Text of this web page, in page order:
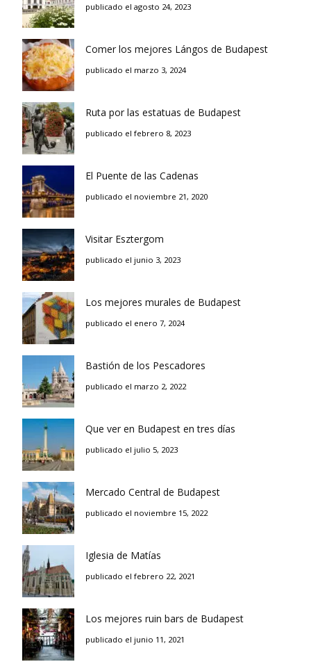
publicado el agosto 24, 2023
Comer los mejores Lángos de Budapest
publicado el marzo 3, 2024
Ruta por las estatuas de Budapest
publicado el febrero 8, 2023
El Puente de las Cadenas
publicado el noviembre 21, 2020
Visitar Esztergom
publicado el junio 3, 2023
Los mejores murales de Budapest
publicado el enero 7, 2024
Bastión de los Pescadores
publicado el marzo 2, 2022
Que ver en Budapest en tres días
publicado el julio 5, 2023
Mercado Central de Budapest
publicado el noviembre 15, 2022
Iglesia de Matías
publicado el febrero 22, 2021
Los mejores ruin bars de Budapest
publicado el junio 11, 2021